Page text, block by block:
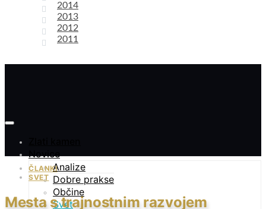
2014
2013
2012
2011
Novice
Analize
Dobre prakse
Občine
Svet
ČLANKI
SVET
Mesta s trajnostnim razvojem